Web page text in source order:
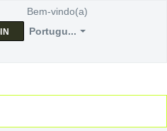
Portugu...
Bem-vindo(a)